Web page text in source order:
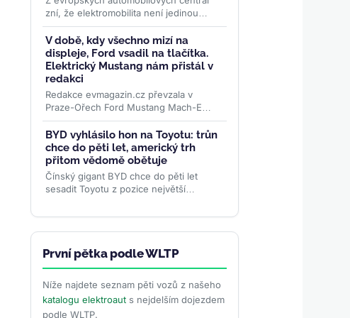
zní, že elektromobilita není jedinou
budoucností. Globální žebříček za
červen 2026 ale ukazuje...>>
V době, kdy všechno mizí na
displeje, Ford vsadil na tlačítka.
Elektrický Mustang nám přistál v
redakci
Redakce evmagazin.cz převzala v
Praze-Ořech Ford Mustang Mach-E
Premium RWD s prodlouženým
dojezdem. Začíná půlroční test, ve
kterém... >>
BYD vyhlásilo hon na Toyotu: trůn
chce do pěti let, americký trh
přitom vědomě obětuje
Čínský gigant BYD chce do pěti let
sesadit Toyotu z pozice největší
viceprezidentky Stelly Li k tomu...>>
První pětka podle WLTP
Níže najdete seznam pěti vozů z našeho
katalogu elektroauts nejdelším dojezdem
podle WLTP.